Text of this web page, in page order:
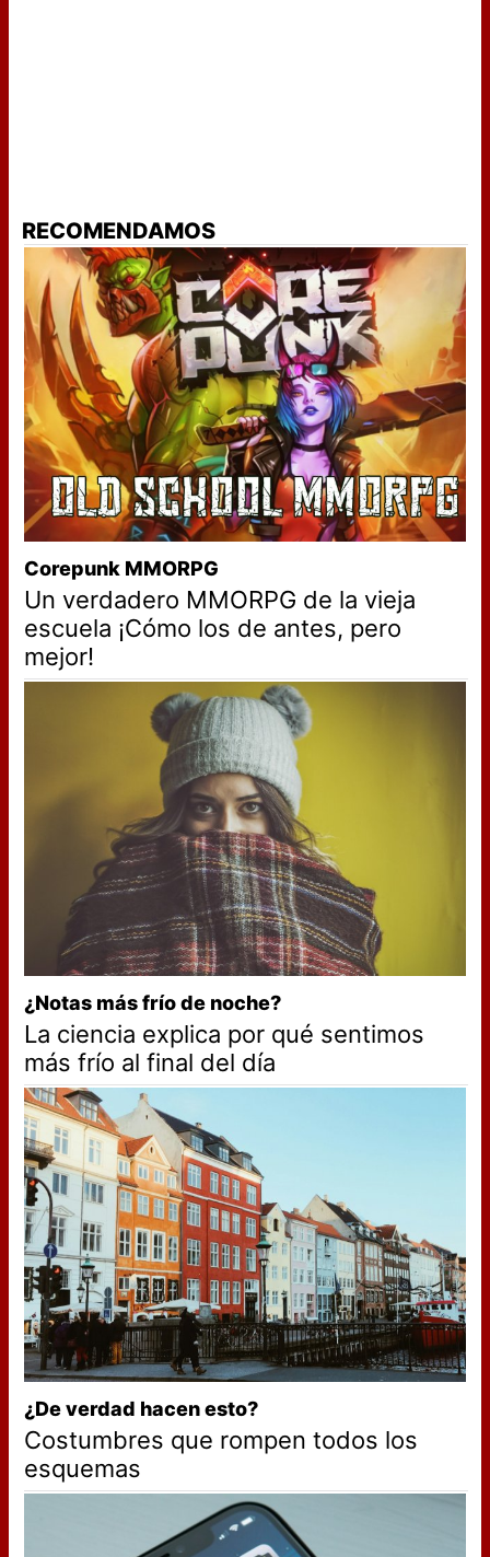
RECOMENDAMOS
Corepunk MMORPG
Un verdadero MMORPG de la vieja
escuela ¡Cómo los de antes, pero
mejor!
¿Notas más frío de noche?
La ciencia explica por qué sentimos
más frío al final del día
¿De verdad hacen esto?
Costumbres que rompen todos los
esquemas